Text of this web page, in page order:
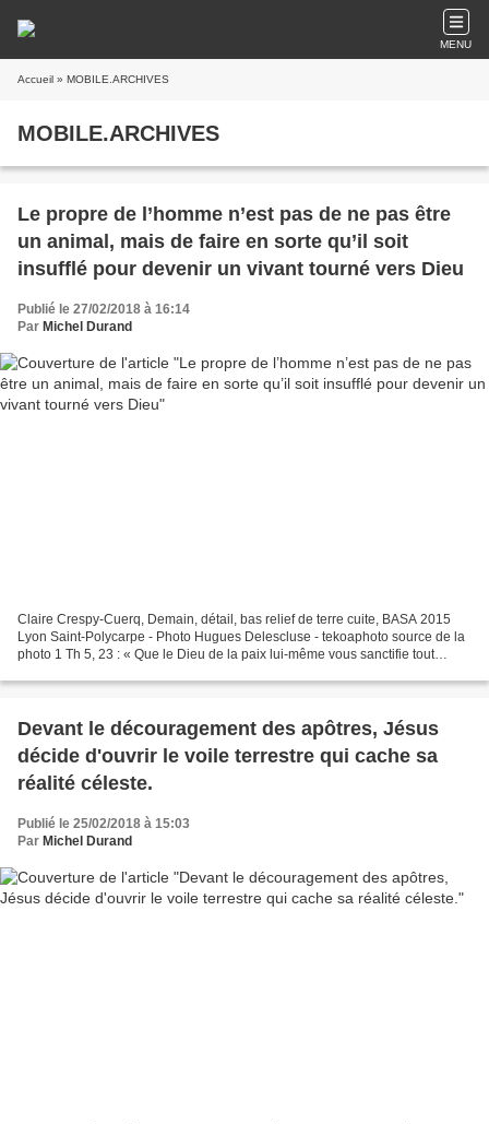
MENU
Accueil » MOBILE.ARCHIVES
MOBILE.ARCHIVES
Le propre de l’homme n’est pas de ne pas être
un animal, mais de faire en sorte qu’il soit
insufflé pour devenir un vivant tourné vers Dieu
Publié le 27/02/2018 à 16:14
Par Michel Durand
Claire Crespy-Cuerq, Demain, détail, bas relief de terre cuite, BASA 2015
Lyon Saint-Polycarpe - Photo Hugues Delescluse - tekoaphoto source de la
photo 1 Th 5, 23 : « Que le Dieu de la paix lui-même vous sanctifie tout
Devant le découragement des apôtres, Jésus
décide d'ouvrir le voile terrestre qui cache sa
réalité céleste.
Publié le 25/02/2018 à 15:03
Par Michel Durand